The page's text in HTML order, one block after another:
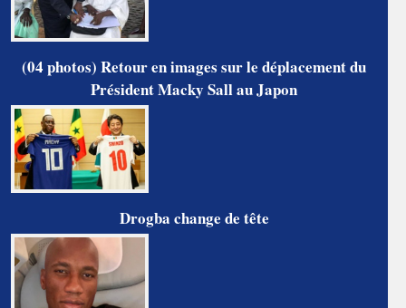
(04 photos) Retour en images sur le déplacement du
Président Macky Sall au Japon
Drogba change de tête